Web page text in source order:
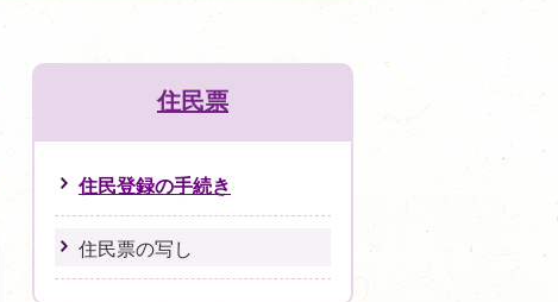
住民票
住民登録の手続き
住民票の写し